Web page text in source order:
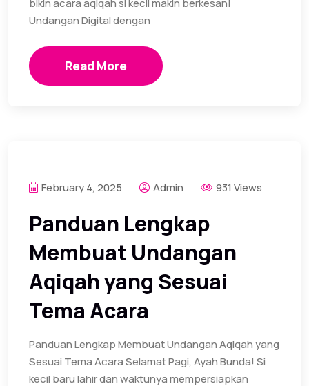
bikin acara aqiqah si kecil makin berkesan!
Undangan Digital dengan
Read More
February 4, 2025 Admin 931 Views
Panduan Lengkap
Membuat Undangan
Aqiqah yang Sesuai
Tema Acara
Panduan Lengkap Membuat Undangan Aqiqah yang
Sesuai Tema Acara Selamat Pagi, Ayah Bunda! Si
kecil baru lahir dan waktunya mempersiapkan